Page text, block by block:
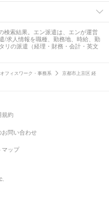
検索結果。エン派遣は、エンが運営
/求人情報を職種、勤務地、時給、勤
リの派遣（経理・財務・会計・英文
フィスワーク・事務系
京都市上京区 経
規約
お問い合わせ
マップ